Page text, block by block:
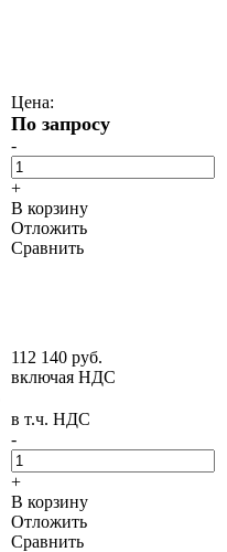
Цена:
По запросу
-
+
В корзину
Отложить
Сравнить
112 140 руб.
включая НДС
в т.ч. НДС
-
+
В корзину
Отложить
Сравнить